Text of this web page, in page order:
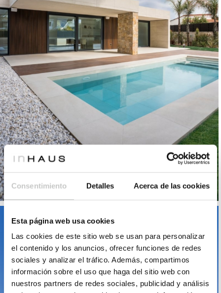
Consentimiento Detalles Acerca de las cookies
Esta página web usa cookies
Las cookies de este sitio web se usan para personalizar
el contenido y los anuncios, ofrecer funciones de redes
sociales y analizar el tráfico. Además, compartimos
información sobre el uso que haga del sitio web con
nuestros partners de redes sociales, publicidad y análisis